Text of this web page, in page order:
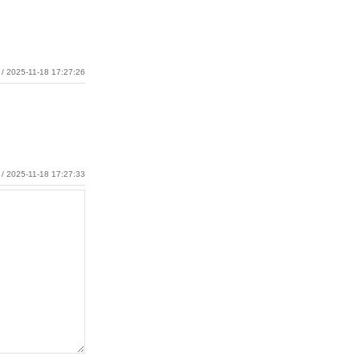
/ 2025-11-18 17:27:26
/ 2025-11-18 17:27:33